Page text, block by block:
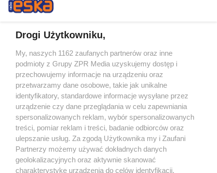
Żaden utwór zamieszczony w serwisie nie może być powielany i
rozpowszechniany lub dalej rozpowszechniany w jakikolwiek sposób (w
tym także elektroniczny lub mechaniczny) na jakimkolwiek polu
eksploatacji w jakiejkolwiek formie, włącznie z umieszczaniem w
Internecie bez pisemnej zgody właściciela praw. Jakiekolwiek użycie lub
wykorzystanie utworów w całości lub w części z naruszeniem prawa,
tzn. bez właściwej zgody, jest zabronione pod groźbą kary i może być
ścigane prawnie.
Drogi Użytkowniku,
My, naszych 1162 zaufanych partnerów oraz inne
podmioty z Grupy ZPR Media uzyskujemy dostęp i
przechowujemy informacje na urządzeniu oraz
przetwarzamy dane osobowe, takie jak unikalne
identyfikatory, standardowe informacje wysyłane przez
urządzenie czy dane przeglądania w celu zapewniania
spersonalizowanych reklam, wybór spersonalizowanych
treści, pomiar reklam i treści, badanie odbiorców oraz
ulepszanie usług. Za zgodą Użytkownika my i Zaufani
Partnerzy możemy używać dokładnych danych
geolokalizacyjnych oraz aktywnie skanować
charakterystykę urządzenia do celów identyfikacji.